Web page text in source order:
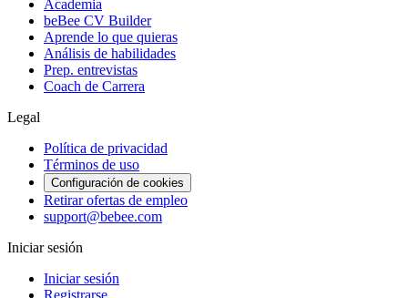
Academia
beBee CV Builder
Aprende lo que quieras
Análisis de habilidades
Prep. entrevistas
Coach de Carrera
Legal
Política de privacidad
Términos de uso
Configuración de cookies
Retirar ofertas de empleo
support@bebee.com
Iniciar sesión
Iniciar sesión